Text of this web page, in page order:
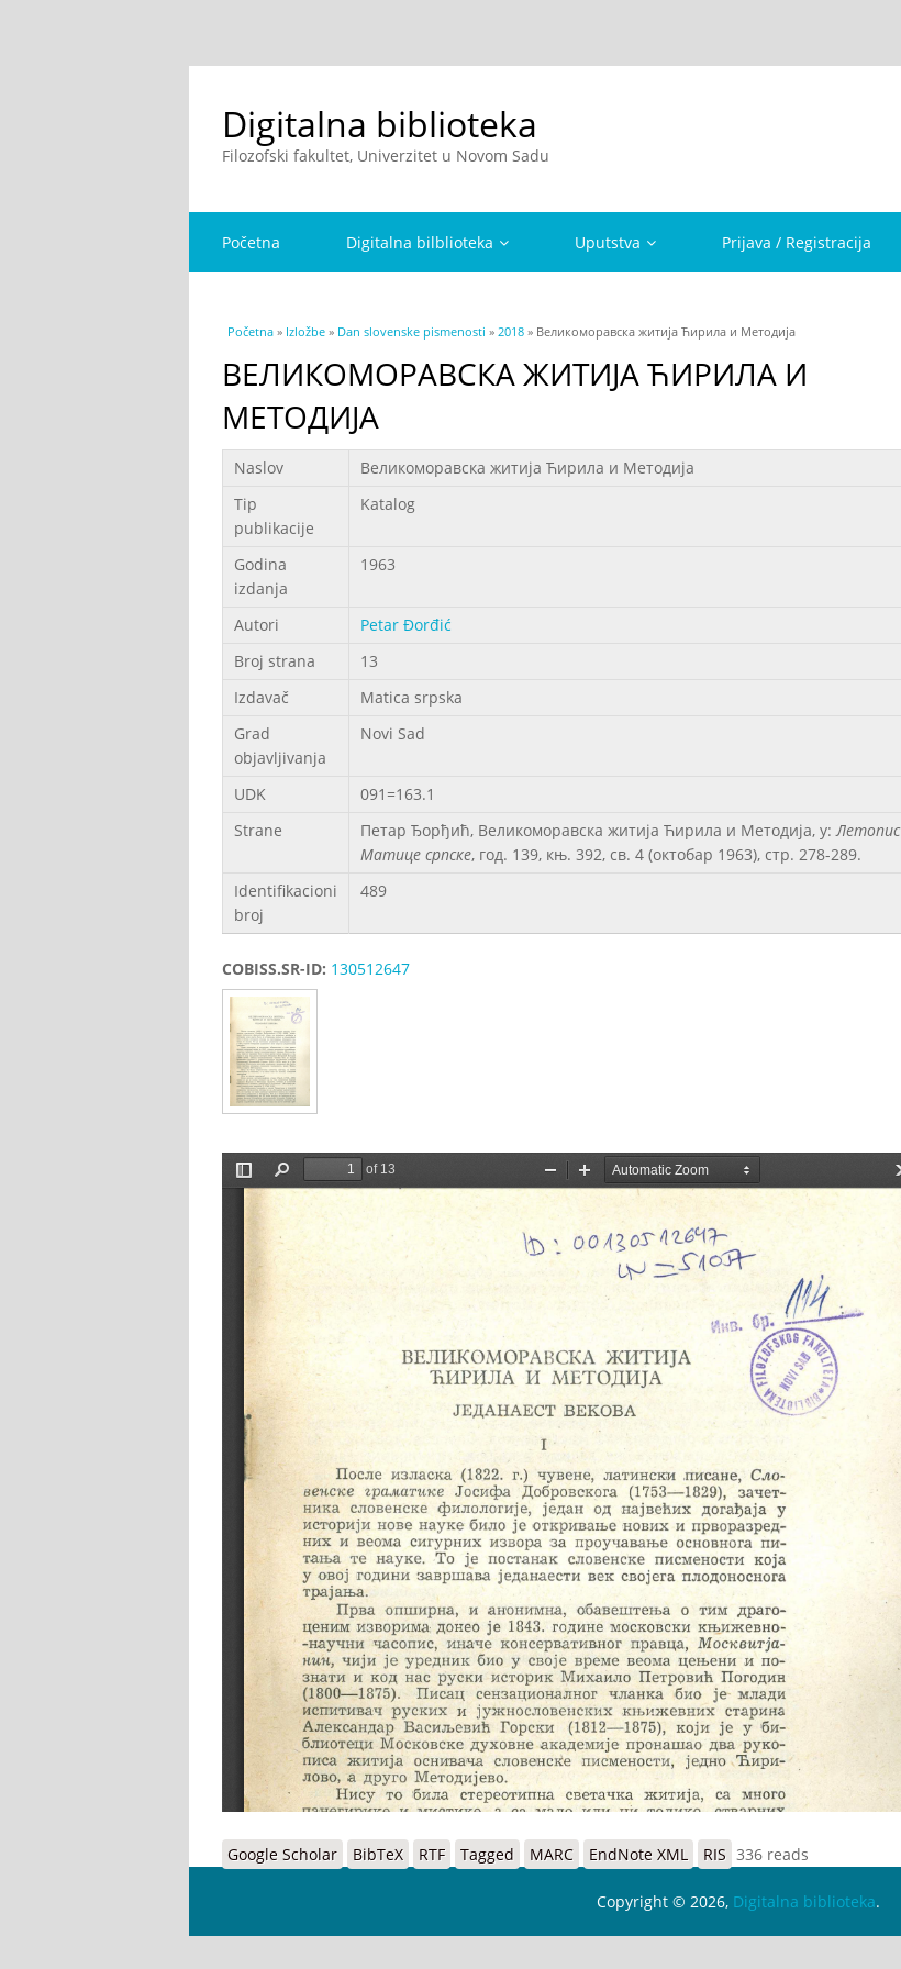
Digitalna biblioteka
Filozofski fakultet, Univerzitet u Novom Sadu
Početna Digitalna bilblioteka Uputstva Prijava / Registracija
You are here
Početna » Izložbe » Dan slovenske pismenosti » 2018 » Великоморавска житија Ћирила и Методија
ВЕЛИКОМОРАВСКА ЖИТИЈА ЋИРИЛА И
МЕТОДИЈА
Podaci
Naslov
Великоморавска житија Ћирила и Методија
Tip
publikacije
Katalog
Godina
izdanja
1963
Autori
Petar Đorđić
Broj strana
13
Izdavač
Matica srpska
Grad
objavljivanja
Novi Sad
UDK
091=163.1
Strane
Петар Ђорђић, Великоморавска житија Ћирила и Методија, у: Летопис
Матице српске, год. 139, књ. 392, св. 4 (октобар 1963), стр. 278-289.
Identifikacioni
broj
489
COBISS.SR-ID: 130512647
Google Scholar BibTeX RTF Tagged MARC EndNote XML RIS 336 reads
Copyright © 2026, Digitalna biblioteka.